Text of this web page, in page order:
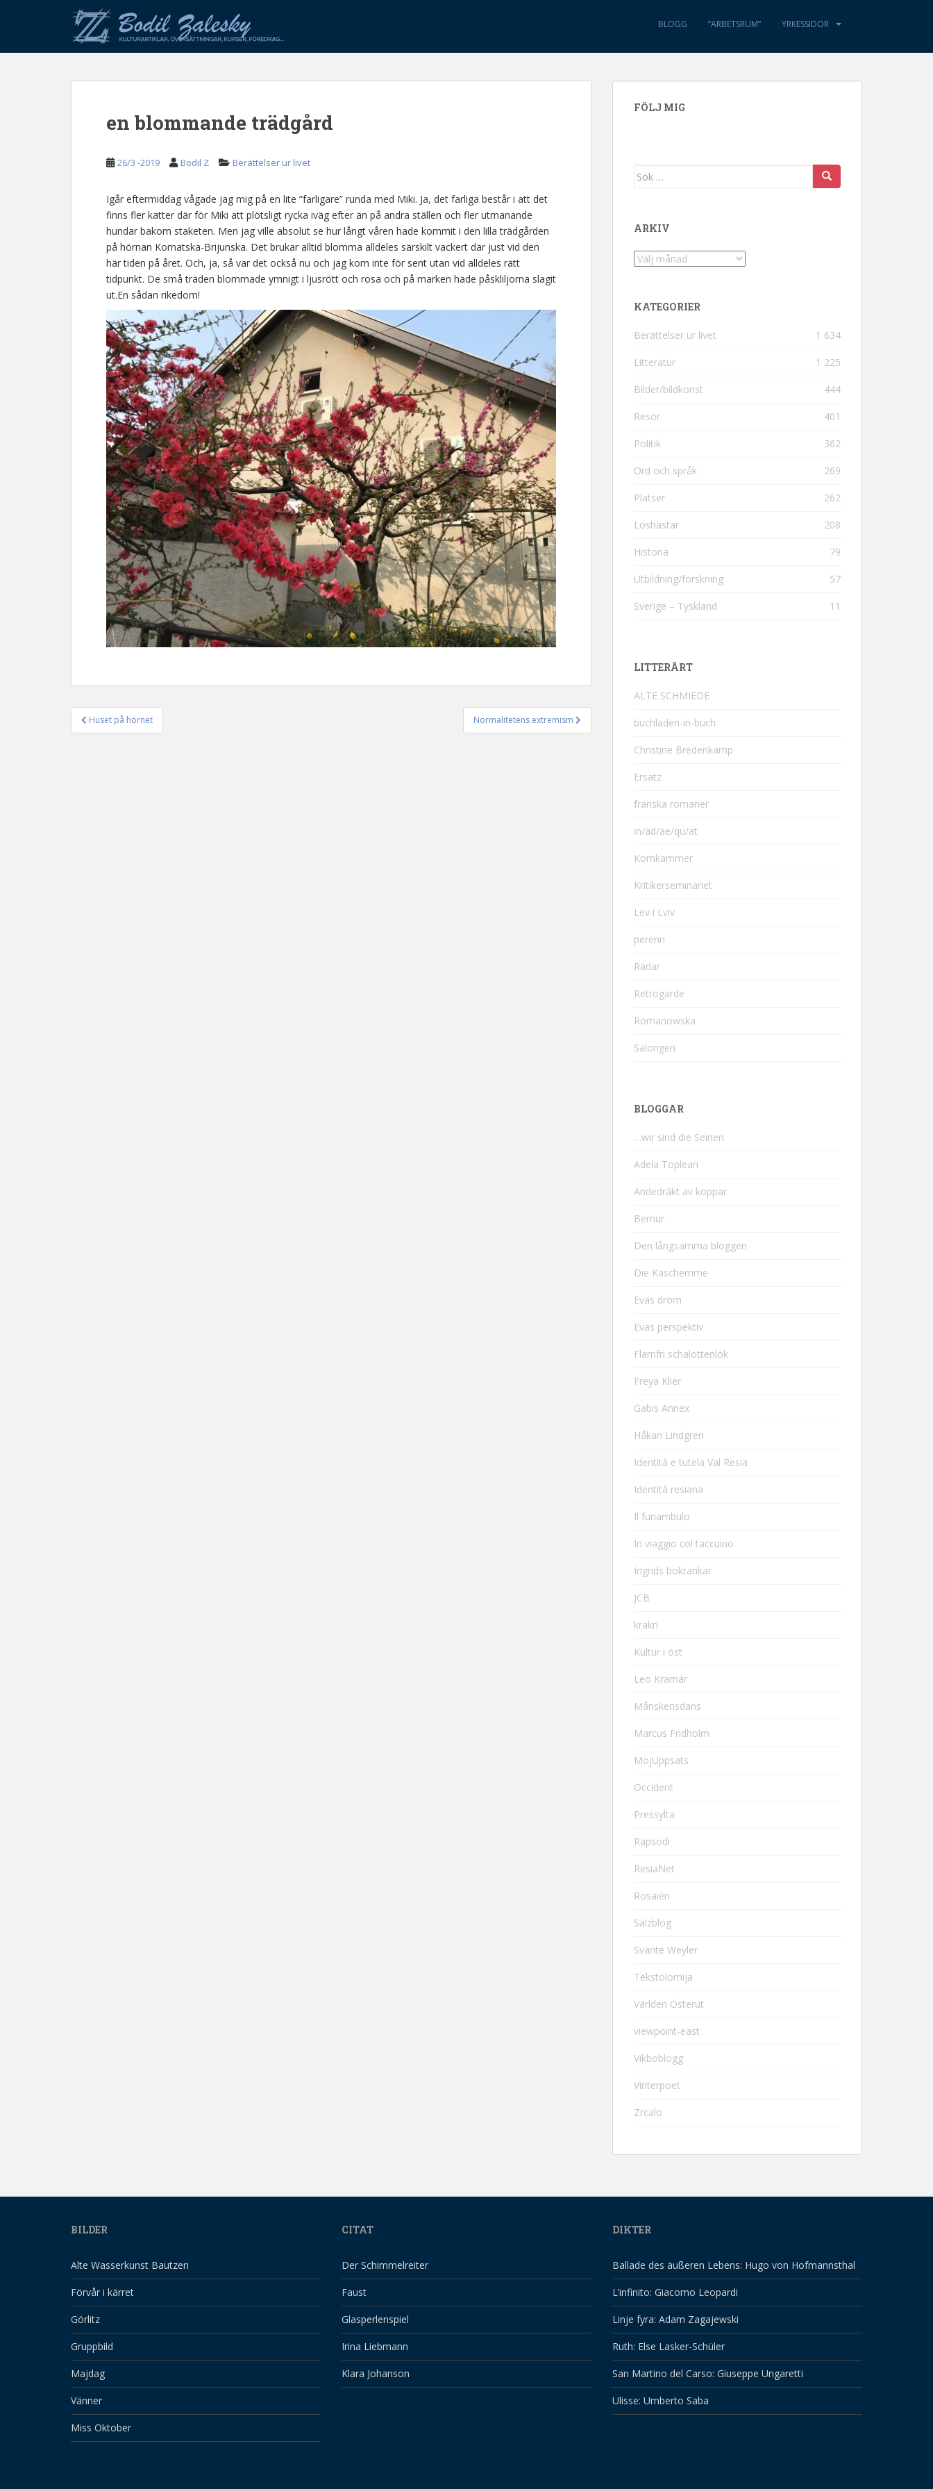
p
BLOGG ”ARBETSRUM” YRKESSIDOR
en blommande trädgård
26/3 -2019 Bodil Z Berättelser ur livet
Igår eftermiddag vågade jag mig på en lite ”farligare” runda med Miki. Ja, det farliga består i att det
finns fler katter där för Miki att plötsligt rycka iväg efter än på andra ställen och fler utmanande
hundar bakom staketen. Men jag ville absolut se hur långt våren hade kommit i den lilla trädgården
på hörnan Kornatska-Brijunska. Det brukar alltid blomma alldeles särskilt vackert där just vid den
här tiden på året. Och, ja, så var det också nu och jag kom inte för sent utan vid alldeles rätt
tidpunkt. De små träden blommade ymnigt i ljusrött och rosa och på marken hade påskliljorna slagit
ut.En sådan rikedom!
Inläggsnavigering
Huset på hörnet Normalitetens extremism
FÖLJ MIG
Sök efter:
ARKIV
Arkiv
KATEGORIER
Berättelser ur livet 1 634
Litteratur 1 225
Bilder/bildkonst 444
Resor 401
Politik 362
Ord och språk 269
Platser 262
Löshästar 208
Historia 79
Utbildning/forskning 57
Sverige – Tyskland 11
LITTERÄRT
ALTE SCHMIEDE
buchladen-in-buch
Christine Bredenkamp
Ersatz
franska romaner
in/ad/ae/qu/at
Kornkammer
Kritikerseminariet
Lev i Lviv
perenn
Radar
Retrogarde
Romanowska
Salongen
BLOGGAR
…wir sind die Seinen
Adela Toplean
Andedräkt av koppar
Bernur
Den långsamma bloggen
Die Kaschemme
Evas dröm
Evas perspektiv
Flarnfri schalottenlök
Freya Klier
Gabis Annex
Håkan Lindgren
Identità e tutela Val Resia
Identità resiana
Il funambulo
In viaggio col taccuino
Ingrids boktankar
JCB
krakri
Kultur i öst
Leo Kramár
Månskensdans
Marcus Fridholm
MojUppsats
Occident
Pressylta
Rapsodi
ResiaNet
Rosaièn
Salzblog
Svante Weyler
Tekstolomija
Världen Österut
viewpoint-east
Vikboblogg
Vinterpoet
Zrcalo
BILDER
Alte Wasserkunst Bautzen
Förvår i kärret
Görlitz
Gruppbild
Majdag
Vänner
Miss Oktober
CITAT
Der Schimmelreiter
Faust
Glasperlenspiel
Irina Liebmann
Klara Johanson
DIKTER
Ballade des äußeren Lebens: Hugo von Hofmannsthal
L’infinito: Giacomo Leopardi
Linje fyra: Adam Zagajewski
Ruth: Else Lasker-Schüler
San Martino del Carso: Giuseppe Ungaretti
Ulisse: Umberto Saba